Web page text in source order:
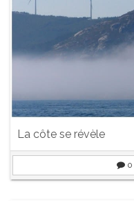
La côte se révèle
0